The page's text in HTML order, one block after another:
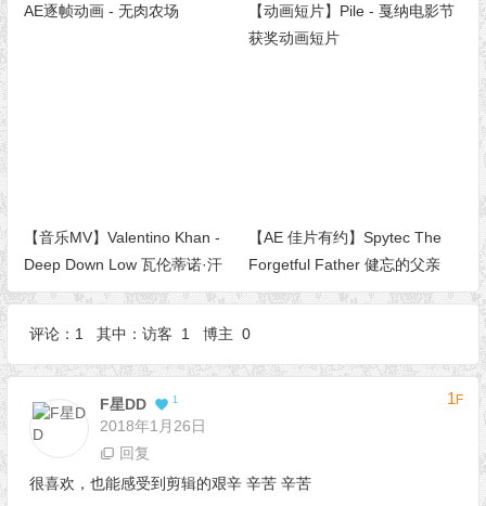
AE逐帧动画 - 无肉农场
【动画短片】Pile - 戛纳电影节
获奖动画短片
【音乐MV】Valentino Khan -
Deep Down Low 瓦伦蒂诺·汗
——低谷深处
【AE 佳片有约】Spytec The
Forgetful Father 健忘的父亲
评论：1 其中：访客 1 博主 0
F星DD 1
2018年1月26日
1F
回复
很喜欢，也能感受到剪辑的艰辛 辛苦 辛苦